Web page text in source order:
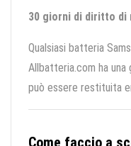
30 giorni di diritto di
Qualsiasi batteria
Allbatteria.com ha una
può essere restituita